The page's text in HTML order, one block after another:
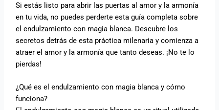
Si estás listo para abrir las puertas al amor y la armonía
en tu vida, no puedes perderte esta guía completa sobre
el endulzamiento con magia blanca. Descubre los
secretos detrás de esta práctica milenaria y comienza a
atraer el amor y la armonía que tanto deseas. ¡No te lo
pierdas!
¿Qué es el endulzamiento con magia blanca y cómo
funciona?